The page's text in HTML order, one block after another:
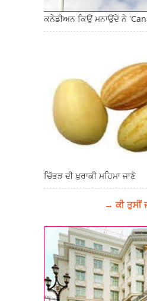
ਕਨੇਡੀਅਨ ਕਿਉਂ ਮਨਾਉਂਦੇ ਨੇ
ਚਿੱਭੜ ਦੀ ਖ਼ੁਰਾਕੀ ਮਹਿਮਾ ਜਾਣੋ
→ ਕੀ ਤੁਸੀਂ